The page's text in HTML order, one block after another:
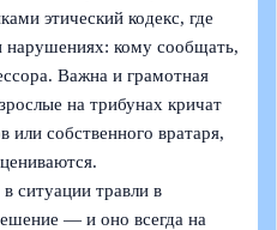
этический кодекс, где
нарушениях: кому сообщать,
Важна и грамотная
на трибунах кричат
или собственного вратаря,
ситуации травли в
— и оно всегда на